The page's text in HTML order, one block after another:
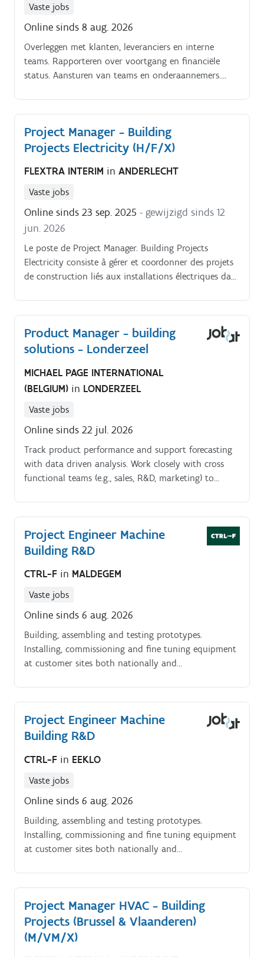
Vaste jobs
Online sinds 8 aug. 2026
Overleggen met klanten, leveranciers en interne
teams. Rapporteren over voortgang en financiële
status. Aansturen van teams en onderaannemers.
Project Manager - Building
Projects Electricity (H/F/X)
FLEXTRA INTERIM in ANDERLECHT
Vaste jobs
Online sinds 23 sep. 2025 - gewijzigd sinds 12
jun. 2026
Le poste de Project Manager. Building Projects
Electricity consiste à gérer et coordonner des projets
de construction liés aux installations électriques dans
ainsi que le respect des normes techniques et de
sécurité. Le chef de projet s'assure que les travaux
électriques (courants forts et/ou faibles) sont réalisés
collaboration avec les autres corps de métier du
bâtiment.
Product Manager - building
solutions - Londerzeel
MICHAEL PAGE INTERNATIONAL
(BELGIUM) in LONDERZEEL
Vaste jobs
Online sinds 22 jul. 2026
Track product performance and support forecasting
with data driven analysis. Work closely with cross
functional teams (e.g., sales, R&D, marketing) to
Project Engineer Machine
Building R&D
CTRL-F in MALDEGEM
Vaste jobs
Online sinds 6 aug. 2026
Building, assembling and testing prototypes.
Installing, commissioning and fine tuning equipment
at customer sites both nationally and
Project Engineer Machine
Building R&D
CTRL-F in EEKLO
Vaste jobs
Online sinds 6 aug. 2026
Building, assembling and testing prototypes.
Installing, commissioning and fine tuning equipment
at customer sites both nationally and
Project Manager HVAC - Building
Projects (Brussel & Vlaanderen)
(M/VM/X)